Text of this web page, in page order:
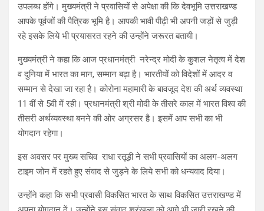
उपलब्ध होंगे। मुख्यमंत्री ने प्रवासियों से अपेक्षा की कि देवभूमि उत्तराखण्ड
आपके पूर्वजों की पैत्रिक भूमि है। आपकी भावी पीढ़ी भी अपनी जड़ों से जुड़ी
रहे इसके लिये भी प्रयासरत रहने की उन्होंने जरूरत बतायी।
मुख्यमंत्री ने कहा कि आज प्रधानमंत्री नरेन्द्र मोदी के कुशल नेतृत्व में देश
व दुनिया में भारत का मान, सम्मान बढ़ा है। भारतीयों को विदेशों में आदर व
सम्मान से देखा जा रहा है। कोरोना महामारी के बावजूद देश की अर्थ व्यवस्था
11 वीं से 5वी में रही। प्रधानमंत्री श्री मोदी के तीसरे काल में भारत विश्व की
तीसरी अर्थव्यवस्था बनने की ओर अग्रसर है। इसमें आप सभी का भी
योगदान रहेगा।
इस अवसर पर मुख्य सचिव राधा रतूड़ी ने सभी प्रवासियों का अलग-अलग
टाइम जोन में रहते हुए संवाद से जुड़ने के लिये सभी को धन्यवाद दिया।
उन्होंने कहा कि सभी प्रवासी विकसित भारत के साथ विकसित उत्तराखण्ड में